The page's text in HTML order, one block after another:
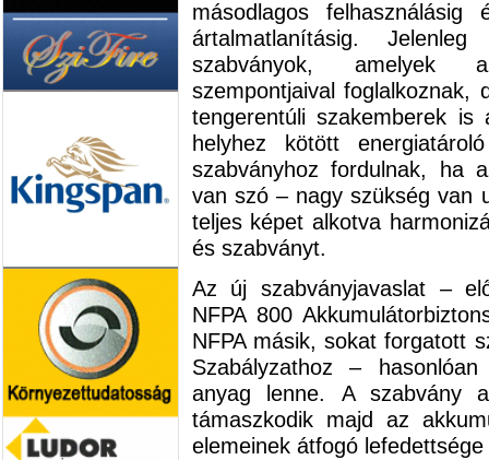
másodlagos
ártalmatlanításig.
szabványok, amelyek
szempontjaival
tengerentúli szakemberek
helyhez kötött
szabványhoz fordulnak, ha
van szó – nagy szükség van
teljes képet alkotva
és szabványt.
Az új szabványjavaslat –
NFPA 800
NFPA másik, sokat forgatott
Szabályzathoz –
anyag lenne. A szabvány
támaszkodik majd az
elemeinek átfogó